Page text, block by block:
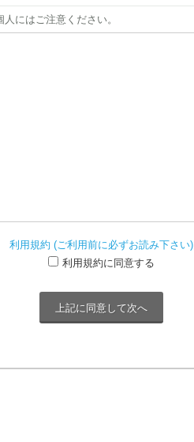
にはご注意ください。
利用規約 (ご利用前に必ずお読み下さい)
利用規約に同意する